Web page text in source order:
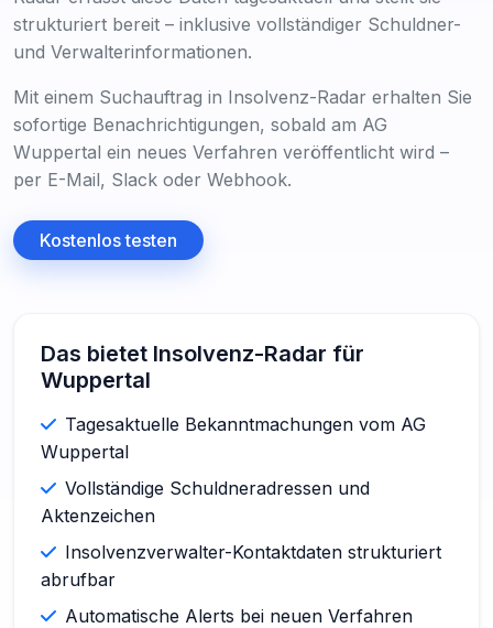
strukturiert bereit – inklusive vollständiger Schuldner-
und Verwalterinformationen.
Mit einem Suchauftrag in Insolvenz-Radar erhalten Sie
sofortige Benachrichtigungen, sobald am AG
Wuppertal ein neues Verfahren veröffentlicht wird –
per E-Mail, Slack oder Webhook.
Kostenlos testen
Das bietet Insolvenz-Radar für
Wuppertal
Tagesaktuelle Bekanntmachungen vom AG
Wuppertal
Vollständige Schuldneradressen und
Aktenzeichen
Insolvenzverwalter-Kontaktdaten strukturiert
abrufbar
Automatische Alerts bei neuen Verfahren